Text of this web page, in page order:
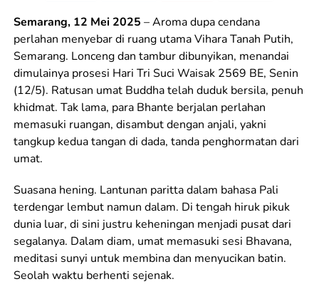
Semarang, 12 Mei 2025 – Aroma dupa cendana
perlahan menyebar di ruang utama Vihara Tanah Putih,
Semarang. Lonceng dan tambur dibunyikan, menandai
dimulainya prosesi Hari Tri Suci Waisak 2569 BE, Senin
(12/5). Ratusan umat Buddha telah duduk bersila, penuh
khidmat. Tak lama, para Bhante berjalan perlahan
memasuki ruangan, disambut dengan anjali, yakni
tangkup kedua tangan di dada, tanda penghormatan dari
umat.
Suasana hening. Lantunan paritta dalam bahasa Pali
terdengar lembut namun dalam. Di tengah hiruk pikuk
dunia luar, di sini justru keheningan menjadi pusat dari
segalanya. Dalam diam, umat memasuki sesi Bhavana,
meditasi sunyi untuk membina dan menyucikan batin.
Seolah waktu berhenti sejenak.